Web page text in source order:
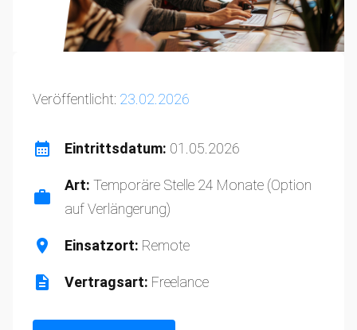
Veröffentlicht: 23.02.2026
Eintrittsdatum: 01.05.2026
Art: Temporäre Stelle 24 Monate (Option
auf Verlängerung)
Einsatzort: Remote
Vertragsart: Freelance